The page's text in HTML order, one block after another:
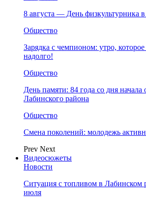
8 августа — День физкультурника
Общество
Зарядка с чемпионом: утро,
надолго!
Общество
День памяти: 84 года со дня начала
Лабинского района
Общество
Смена поколений: молодежь
Prev Next
Видеосюжеты
Новости
Ситуация с топливом в Лабинском
июля